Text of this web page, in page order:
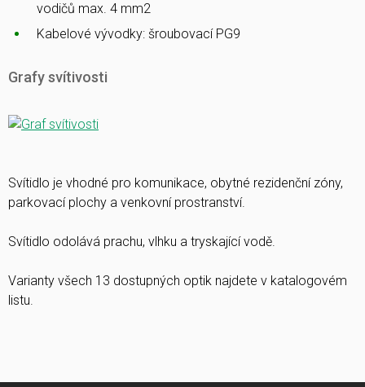
vodičů max. 4 mm2
Kabelové vývodky: šroubovací PG9
Grafy svítivosti
Svítidlo je vhodné pro komunikace, obytné rezidenční zóny,
parkovací plochy a venkovní prostranství.
Svítidlo odolává prachu, vlhku a tryskající vodě.
Varianty všech 13 dostupných optik najdete v katalogovém
listu.